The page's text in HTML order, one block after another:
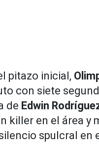
pitazo inicial,
con siete
de Edwin
killer en el área y
spulcral en